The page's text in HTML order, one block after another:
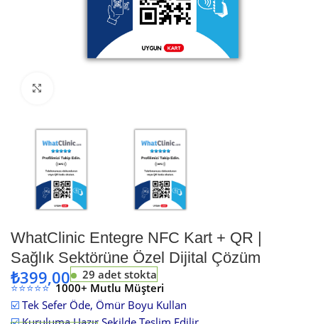
WhatClinic Entegre NFC Kart + QR |
Sağlık Sektörüne Özel Dijital Çözüm
₺399,00
29 adet stokta
⭐⭐⭐⭐⭐ 1000+ Mutlu Müşteri
☑️ Tek Sefer Öde, Ömür Boyu Kullan